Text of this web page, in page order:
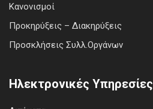
Κανονισμοί
Προκηρύξεις – Διακηρύξεις
Προσκλήσεις Συλλ.Οργάνων
Ηλεκτρονικές Υπηρεσίες